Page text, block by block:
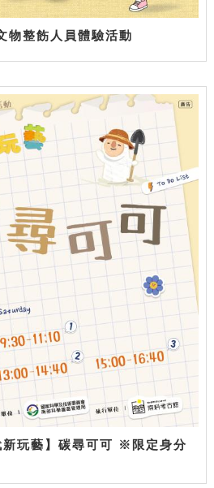
物整飭人員體驗活動
新玩藝】碳尋可可 ※限定身分